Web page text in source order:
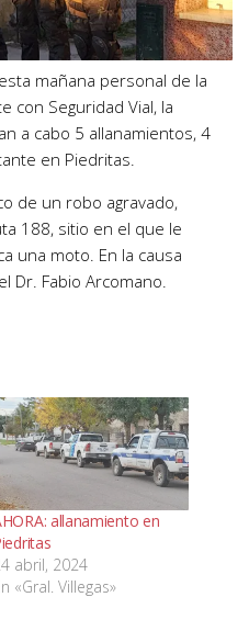
mañana personal de la
con Seguridad Vial, la
a cabo 5 allanamientos, 4
en Piedritas.
de un robo agravado,
188, sitio en el que le
una moto. En la causa
Dr. Fabio Arcomano.
allanamiento en
abril, 2024
«Gral. Villegas»